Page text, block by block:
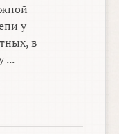
у
в
...